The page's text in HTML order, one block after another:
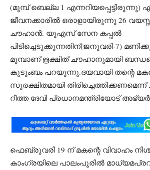
(മുമ്പ് ബെല്ല 1 എന്നറിയപ്പെട്ടിരുന്നു)
ജീവനക്കാരില്‍ ഒരാളായിരുന്നു 26
ചൗഹാന്‍. യുഎസ് സേന കപ്പല്‍
പിടിച്ചെടുക്കുന്നതിന്(ജനുവരി-7)
മുമ്പാണ് ഋക്ഷിത് ചൗഹാനുമായി
കുടുംബം പറയുന്നു.ദയവായി തന്റെ
സുരക്ഷിതമായി
റീത്ത ദേവി പ്രധാനമന്ത്രിയോട്
ഫെബ്രുവരി 19 ന് മകന്റെ വിവാഹം
കാംഗ്രയിലെ പാലംപൂരില്‍